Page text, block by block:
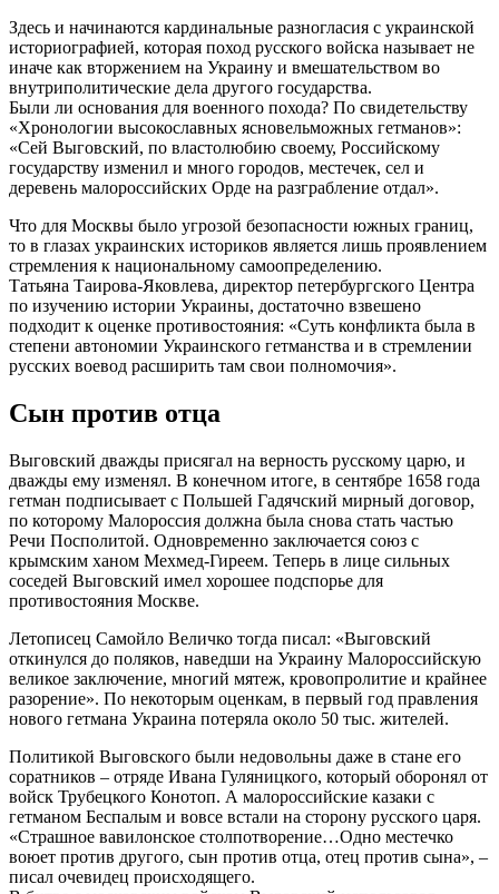
Здесь и начинаются кардинальные разногласия с украинской
историографией, которая поход русского войска называет не
иначе как вторжением на Украину и вмешательством во
внутриполитические дела другого государства.
Были ли основания для военного похода? По свидетельству
«Хронологии высокославных ясновельможных гетманов»:
«Сей Выговский, по властолюбию своему, Российскому
государству изменил и много городов, местечек, сел и
деревень малороссийских Орде на разграбление отдал».
Что для Москвы было угрозой безопасности южных границ,
то в глазах украинских историков является лишь проявлением
стремления к национальному самоопределению.
Татьяна Таирова-Яковлева, директор петербургского Центра
по изучению истории Украины, достаточно взвешено
подходит к оценке противостояния: «Суть конфликта была в
степени автономии Украинского гетманства и в стремлении
русских воевод расширить там свои полномочия».
Сын против отца
Выговский дважды присягал на верность русскому царю, и
дважды ему изменял. В конечном итоге, в сентябре 1658 года
гетман подписывает с Польшей Гадячский мирный договор,
по которому Малороссия должна была снова стать частью
Речи Посполитой. Одновременно заключается союз с
крымским ханом Мехмед-Гиреем. Теперь в лице сильных
соседей Выговский имел хорошее подспорье для
противостояния Москве.
Летописец Самойло Величко тогда писал: «Выговский
откинулся до поляков, наведши на Украину Малороссийскую
великое заключение, многий мятеж, кровопролитие и крайнее
разорение». По некоторым оценкам, в первый год правления
нового гетмана Украина потеряла около 50 тыс. жителей.
Политикой Выговского были недовольны даже в стане его
соратников – отряде Ивана Гуляницкого, который оборонял от
войск Трубецкого Конотоп. А малороссийские казаки с
гетманом Беспалым и вовсе встали на сторону русского царя.
«Страшное вавилонское столпотворение…Одно местечко
воюет против другого, сын против отца, отец против сына», –
писал очевидец происходящего.